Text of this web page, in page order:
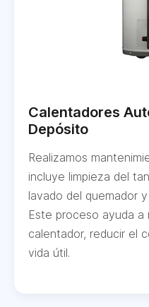
Calentadores
Depósito
Realizamos
incluye limpieza del
lavado del quemador
Este proceso ayuda a
calentador, reducir el
vida útil.